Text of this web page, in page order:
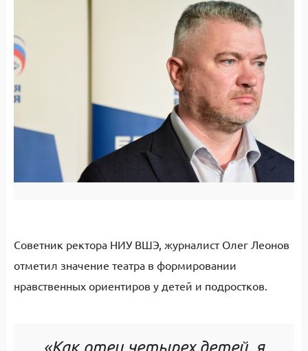
Советник ректора НИУ ВШЭ, журналист Олег Леонов
отметил значение театра в формировании
нравственных ориентиров у детей и подростков.
«Как отец четырех детей, я